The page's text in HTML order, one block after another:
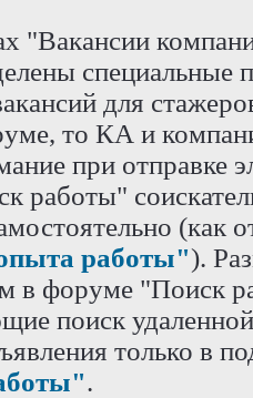
"Вакансии
для
то КА и
при отправке
работы"
работы").
в форуме "Поиск
поиск
только в
.